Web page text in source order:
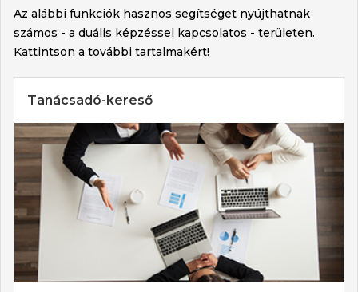
Az alábbi funkciók hasznos segítséget nyújthatnak
számos - a duális képzéssel kapcsolatos - területen.
Kattintson a további tartalmakért!
Tanácsadó-kereső